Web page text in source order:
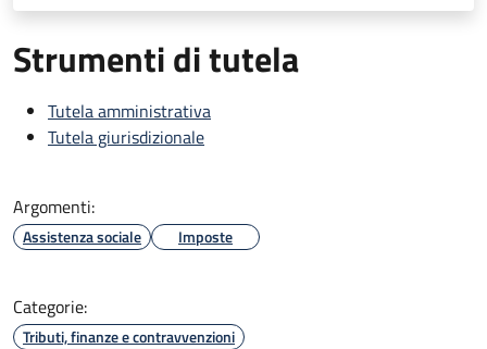
Strumenti di tutela
Tutela amministrativa
Tutela giurisdizionale
Argomenti:
Assistenza sociale Imposte
Categorie:
Tributi, finanze e contravvenzioni